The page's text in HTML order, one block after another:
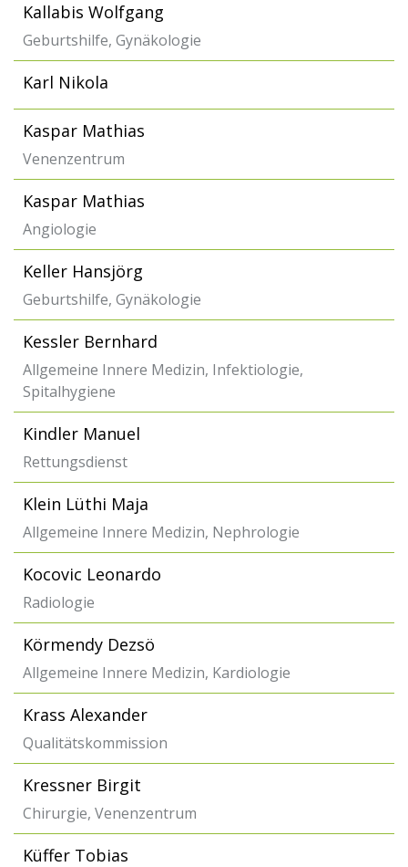
Kallabis Wolfgang
Geburtshilfe, Gynäkologie
Karl Nikola
Kaspar Mathias
Venenzentrum
Kaspar Mathias
Angiologie
Keller Hansjörg
Geburtshilfe, Gynäkologie
Kessler Bernhard
Allgemeine Innere Medizin, Infektiologie,
Spitalhygiene
Kindler Manuel
Rettungsdienst
Klein Lüthi Maja
Allgemeine Innere Medizin, Nephrologie
Kocovic Leonardo
Radiologie
Körmendy Dezsö
Allgemeine Innere Medizin, Kardiologie
Krass Alexander
Qualitätskommission
Kressner Birgit
Chirurgie, Venenzentrum
Küffer Tobias